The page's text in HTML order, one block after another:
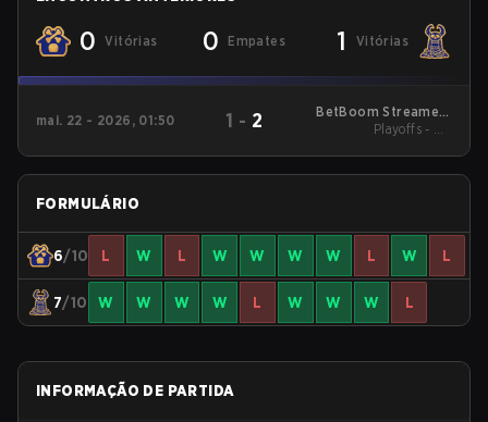
0 Vitórias 0 Empates 1 Vitórias
mai. 22 - 2026, 01:50 1 - 2
BetBoom Streamers
Battle Season 13 2026
Playoffs - UB
FORMULÁRIO
6/10 L W L W W W W L W L
7/10 W W W W L W W W L
INFORMAÇÃO DE PARTIDA